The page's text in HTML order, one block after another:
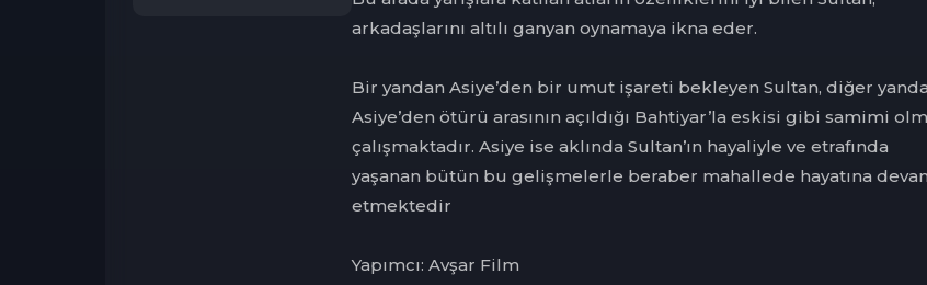
arkadaşlarını altılı ganyan oynamaya ikna eder.
Bir yandan Asiye’den bir umut işareti bekleyen Sultan, diğer
Asiye’den ötürü arasının açıldığı Bahtiyar’la eskisi gibi samimi
çalışmaktadır. Asiye ise aklında Sultan’ın hayaliyle ve etrafında
yaşanan bütün bu gelişmelerle beraber mahallede hayatına
etmektedir
Yapımcı: Avşar Film